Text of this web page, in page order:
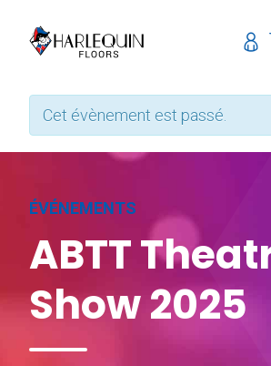
Cet évènement est passé.
ÉVÉNEMENTS
ABTT
Show 2025